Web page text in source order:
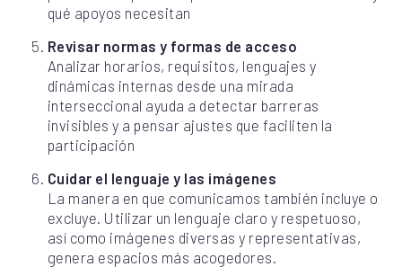
qué apoyos necesitan
Revisar normas y formas de acceso
Analizar horarios, requisitos, lenguajes y
dinámicas internas desde una mirada
interseccional ayuda a detectar barreras
invisibles y a pensar ajustes que faciliten la
participación
Cuidar el lenguaje y las imágenes
La manera en que comunicamos también incluye o
excluye. Utilizar un lenguaje claro y respetuoso,
así como imágenes diversas y representativas,
genera espacios más acogedores.